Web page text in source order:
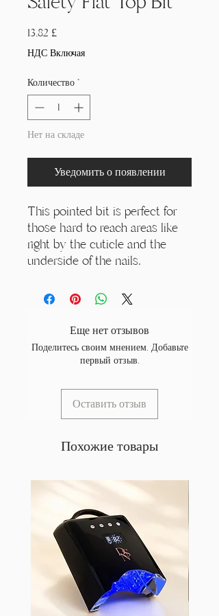
13,82 £Цена
НДС Включая
Количество *
Нет на складе
Уведомить о появлении
This pointed bit is perfect for
those hard to reach areas like
right by the cuticle and the
underside of the nails.
Еще нет отзывов
Поделитесь своим мнением. Добавьте
первый отзыв.
Оставить отзыв
Похожие товары